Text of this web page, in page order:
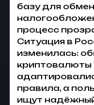
базу для
процесс
Ситуация в
изменилась:
криптовалюты
правила, а
ищут